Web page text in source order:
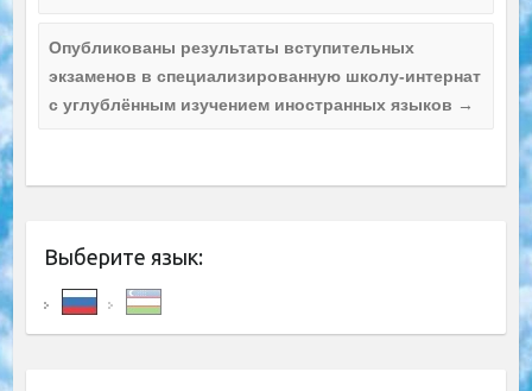
Опубликованы результаты вступительных
экзаменов в специализированную школу-интернат
с углублённым изучением иностранных языков →
Выберите язык: